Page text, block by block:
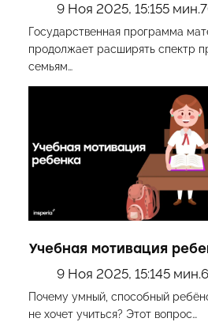
9 Ноя 2025, 15:155 мин.
Государственная программа
продолжает расширять спектр
семьям…
Учебная мотивация
9 Ноя 2025, 15:145 мин.
Почему умный, способный
не хочет учиться? Этот вопрос…